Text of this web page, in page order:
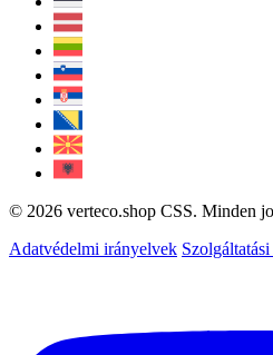
© 2026 verteco.shop CSS. Minden
Adatvédelmi irányelvek